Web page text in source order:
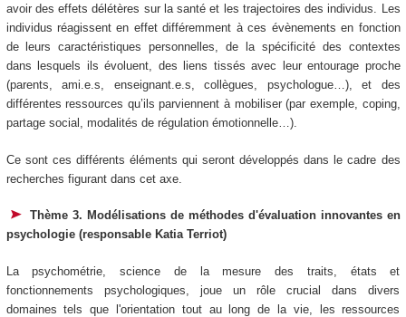
avoir des effets délétères sur la santé et les trajectoires des individus. Les
individus réagissent en effet différemment à ces évènements en fonction
de leurs caractéristiques personnelles, de la spécificité des contextes
dans lesquels ils évoluent, des liens tissés avec leur entourage proche
(parents, ami.e.s, enseignant.e.s, collègues, psychologue…), et des
différentes ressources qu’ils parviennent à mobiliser (par exemple, coping,
partage social, modalités de régulation émotionnelle…).
Ce sont ces différents éléments qui seront développés dans le cadre des
recherches figurant dans cet axe.
Thème 3. Modélisations de méthodes d'évaluation innovantes en
psychologie (responsable Katia Terriot)
La psychométrie, science de la mesure des traits, états et
fonctionnements psychologiques, joue un rôle crucial dans divers
domaines tels que l'orientation tout au long de la vie, les ressources